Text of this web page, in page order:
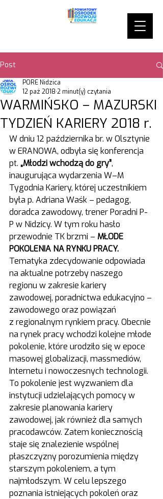
Post
WARMIŃSKO – MAZURSKI
TYDZIEŃ KARIERY 2018 r.
PORE Nidzica
12 paź 2018 2 minut(y) czytania
W dniu 12 października br. w Olsztynie
w ERANOWA, odbyła się konferencja
pt. „Młodzi wchodzą do gry”,
inaugurująca wydarzenia W–M
Tygodnia Kariery, której uczestnikiem
była p. Adriana Waśk – pedagog,
doradca zawodowy, trener Poradni P-
P w Nidzicy. W tym roku hasło
przewodnie TK brzmi – MŁODE
POKOLENIA NA RYNKU PRACY.
Tematyka zdecydowanie odpowiada
na aktualne potrzeby naszego
regionu w zakresie kariery
zawodowej, poradnictwa edukacyjno –
zawodowego oraz powiązań
z regionalnym rynkiem pracy. Obecnie
na rynek pracy wchodzi kolejne młode
pokolenie, które urodziło się w epoce
masowej globalizacji, massmediów,
Internetu i nowoczesnych technologii.
To pokolenie jest wyzwaniem dla
instytucji udzielających pomocy w
zakresie planowania kariery
zawodowej, jak również dla samych
pracodawców. Zatem koniecznością
staje się znalezienie wspólnej
płaszczyzny porozumienia między
starszym pokoleniem, a tym
najmłodszym. W celu lepszego
poznania istniejących pokoleń oraz